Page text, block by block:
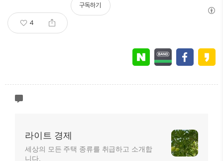
4
구독하기
라이트 경제
세상의 모든 주택 종류를 취급하고 소개합
니다.